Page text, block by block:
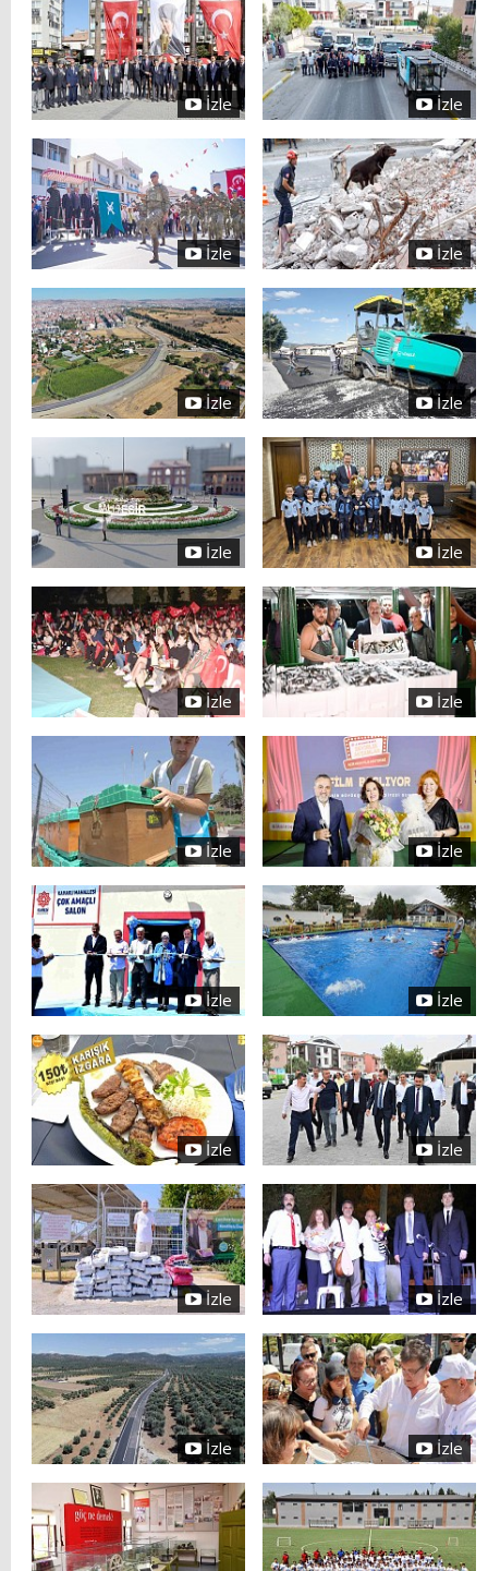
İzle İzle
İzle İzle
İzle İzle
İzle İzle
İzle İzle
İzle İzle
İzle İzle
İzle İzle
İzle İzle
İzle İzle